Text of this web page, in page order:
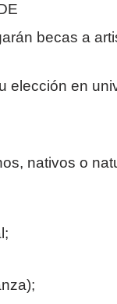
becas a
elección en
nativos o